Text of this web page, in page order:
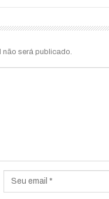
não será publicado.